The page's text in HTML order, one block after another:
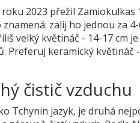
2023 přežil
zalij ho jednou za
velký květináč - 14-17 cm
Preferuj keramický květináč
čistič vzduchu
Tchynin jazyk, je druhá